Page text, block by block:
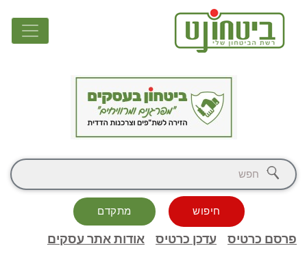
חיפוש מתקדם
פרסם כרטיס עדכן כרטיס אודות אתר עסקים